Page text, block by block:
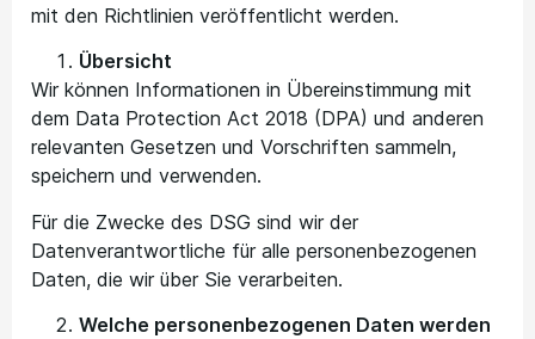
mit den Richtlinien veröffentlicht werden.
Übersicht
Wir können Informationen in Übereinstimmung mit
dem Data Protection Act 2018 (DPA) und anderen
relevanten Gesetzen und Vorschriften sammeln,
speichern und verwenden.
Für die Zwecke des DSG sind wir der
Datenverantwortliche für alle personenbezogenen
Daten, die wir über Sie verarbeiten.
Welche personenbezogenen Daten werden